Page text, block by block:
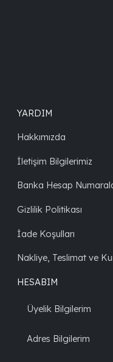
YARDIM
Hakkımızda
İletişim Bilgilerimiz
Banka Hesap
Gizlilik Politikası
İade Koşulları
Nakliye, Teslimat ve
HESABIM
Üyelik Bilgilerim
Adres Bilgilerim